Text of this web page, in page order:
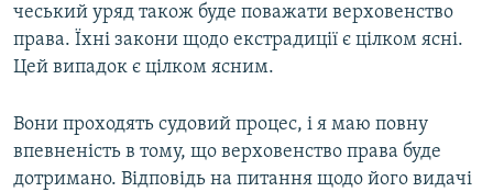
чеський уряд також буде поважати верховенство
права. Їхні закони щодо екстрадиції є цілком ясні.
Цей випадок є цілком ясним.
Вони проходять судовий процес, і я маю повну
впевненість в тому, що верховенство права буде
дотримано. Відповідь на питання щодо його видачі